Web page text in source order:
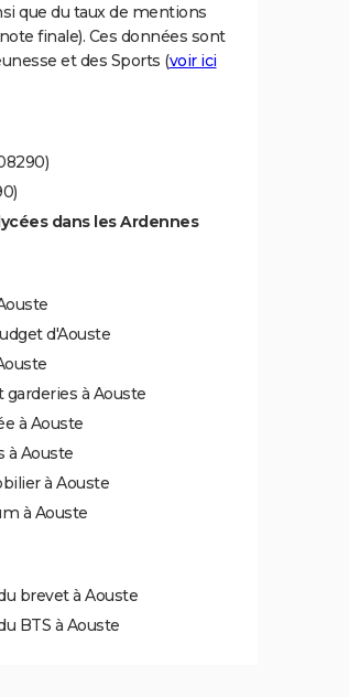
que du taux de mentions
finale). Ces données sont
et des Sports (voir ici
dans les Ardennes
d'Aouste
garderies à Aouste
à Aouste
à Aouste
à Aouste
à Aouste
brevet à Aouste
BTS à Aouste